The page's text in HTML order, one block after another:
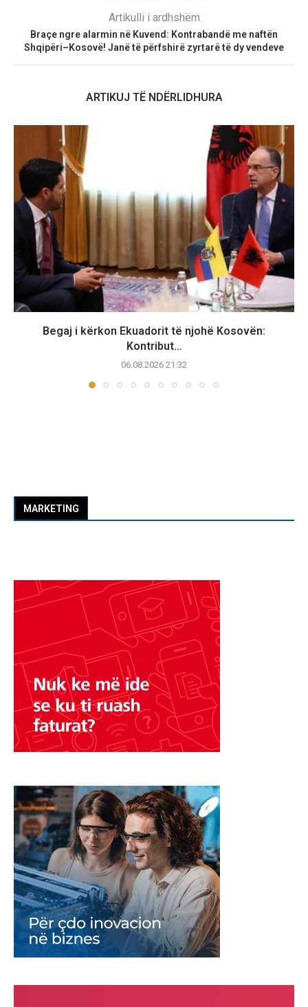
Artikulli i ardhshëm
Braçe ngre alarmin në Kuvend: Kontrabandë me naftën
Shqipëri–Kosovë! Janë të përfshirë zyrtarë të dy vendeve
ARTIKUJ TË NDËRLIDHURA
Begaj i kërkon Ekuadorit të njohë Kosovën:
Kontribut...
06.08.2026 21:32
MARKETING